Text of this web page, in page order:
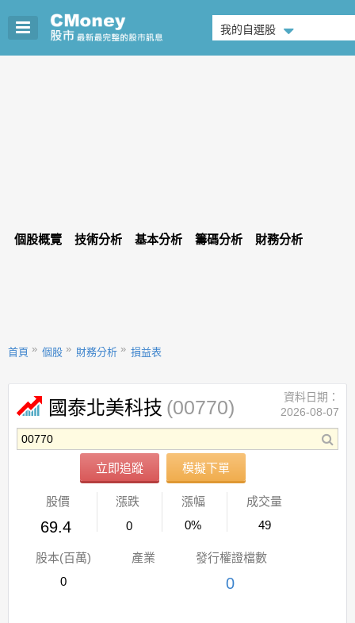
我的自選股
個股概覽 技術分析 基本分析 籌碼分析 財務分析
首頁 個股 財務分析 損益表
國泰北美科技 (00770)
立即追蹤 模擬下單
資料日期：
2026-08-07
股價
69.4
漲跌
0
漲幅
0%
成交量
49
股本(百萬)
0
產業 發行權證檔數
0